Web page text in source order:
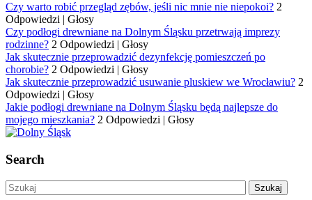
Czy warto robić przegląd zębów, jeśli nic mnie nie niepokoi? 2
Odpowiedzi | Głosy
Czy podłogi drewniane na Dolnym Śląsku przetrwają imprezy
rodzinne? 2 Odpowiedzi | Głosy
Jak skutecznie przeprowadzić dezynfekcję pomieszczeń po
chorobie? 2 Odpowiedzi | Głosy
Jak skutecznie przeprowadzić usuwanie pluskiew we Wrocławiu? 2
Odpowiedzi | Głosy
Jakie podłogi drewniane na Dolnym Śląsku będą najlepsze do
mojego mieszkania? 2 Odpowiedzi | Głosy
Search